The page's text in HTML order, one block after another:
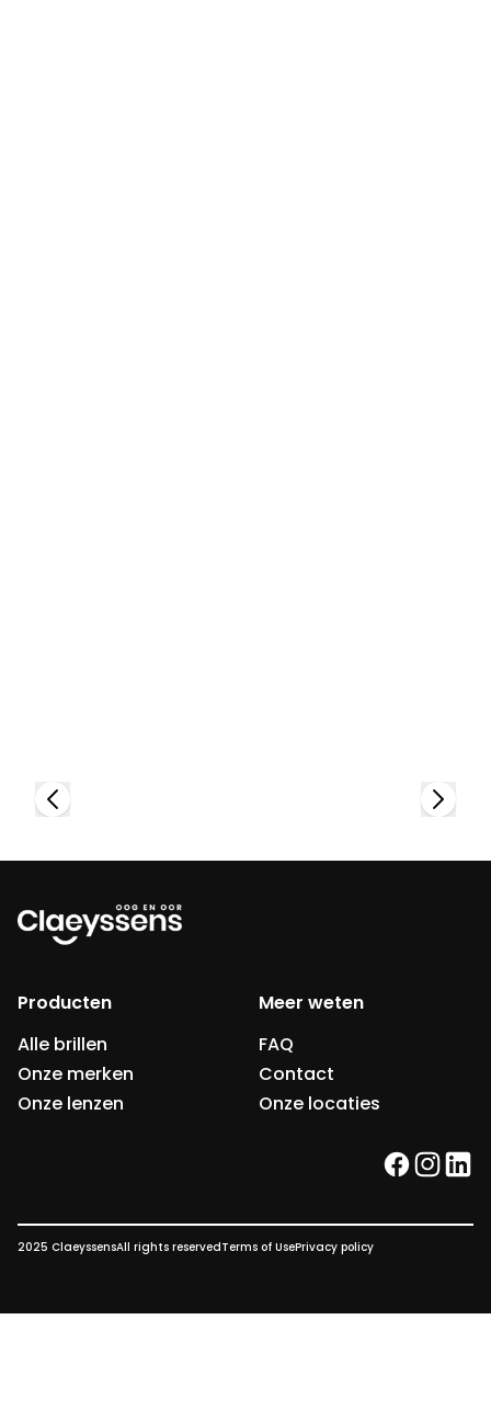
Producten
Alle brillen
Onze merken
Onze lenzen
Meer weten
FAQ
Contact
Onze locaties
facebook
2025 ClaeyssensAll rights reservedTerms of UsePrivacy policy